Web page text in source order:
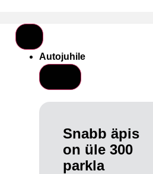
Autojuhile
Snabb äpis
on üle 300
parkla